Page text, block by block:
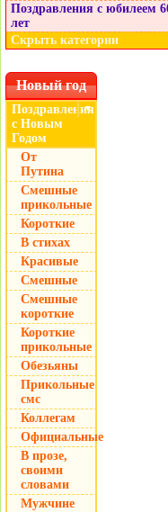
Поздравления с юбилеем
лет
Скрыть категории
Новый год
Поздравления
с Новым
Годом
▼
От
Путина
Смешные
прикольные
Короткие
В стихах
Красивые
Смешные
Смешные
короткие
Короткие
прикольные
Обезьяны
Прикольные
смс
Коллегам
Официальные
В прозе,
своими
словами
Мужчине